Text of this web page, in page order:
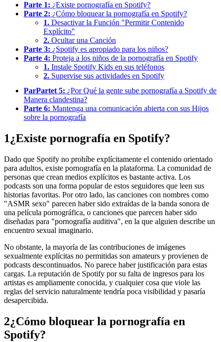
Parte 1: ¿Existe pornografía en Spotify?
Parte 2: ¿Cómo bloquear la pornografía en Spotify?
1. Desactivar la Función "Permitir Contenido
Explícito"
2. Ocultar una Canción
Parte 3: ¿Spotify es apropiado para los niños?
Parte 4: Proteja a los niños de la pornografía en Spotify
1. Instale Spotify Kids en sus teléfonos
2. Supervise sus actividades en Spotify
ParPartet 5: ¿Por Qué la gente sube pornografía a Spotify de
Manera clandestina?
Parte 6: Mantenga una comunicación abierta con sus Hijos
sobre la pornografía
1¿Existe pornografía en Spotify?
Dado que Spotify no prohíbe explícitamente el contenido orientado
para adultos, existe pornografía en la plataforma. La comunidad de
personas que crean medios explícitos es bastante activa. Los
podcasts son una forma popular de estos seguidores que leen sus
historias favoritas. Por otro lado, las canciones con nombres como
"ASMR sexo" parecen haber sido extraídas de la banda sonora de
una película pornográfica, o canciones que parecen haber sido
diseñadas para "pornografía auditiva", en la que alguien describe un
encuentro sexual imaginario.
No obstante, la mayoría de las contribuciones de imágenes
sexualmente explícitas no permitidas son amateurs y provienen de
podcasts descontinuados. No parece haber justificación para estas
cargas. La reputación de Spotify por su falta de ingresos para los
artistas es ampliamente conocida, y cualquier cosa que viole las
reglas del servicio naturalmente tendría poca visibilidad y pasaría
desapercibida.
2¿Cómo bloquear la pornografía en
Spotify?